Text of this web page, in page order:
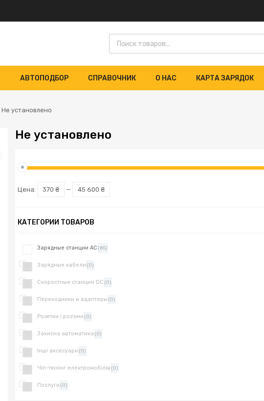
АВТОПОДБОР СПРАВОЧНИК О НАС КАРТА ЗАРЯДОК
Не установлено
Не установлено
Цена: 370 ₴ — 45 600 ₴
КАТЕГОРИИ ТОВАРОВ
Зарядные станции AC (85)
Зарядные кабели (0)
Скоростные станции DC (0)
Переходники и адаптеры (0)
Розетки і роз'єми (0)
Захисна автоматика (0)
Інші аксесуари (0)
Чіп-тюнінг електромобілів (0)
Послуги (0)